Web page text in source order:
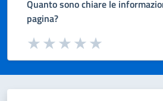
Quanto sono chiare le
pagina?
Valuta da 1 a 5 stelle la pagina
Valuta 5 stelle su
Valuta 4 stelle su 5
Valuta 3 stelle su 5
Valuta 2 stelle su 5
Valuta 1 stelle su 5